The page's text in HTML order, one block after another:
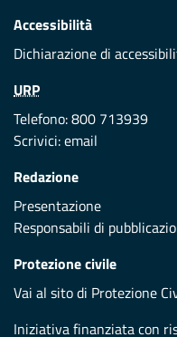
Accessibilità
Dichiarazione di
URP
Telefono: 800 713939
Scrivici:email
Redazione
Presentazione
Responsabili di
Protezione civile
Vai al sito di Protezione
Iniziativa finanziata con